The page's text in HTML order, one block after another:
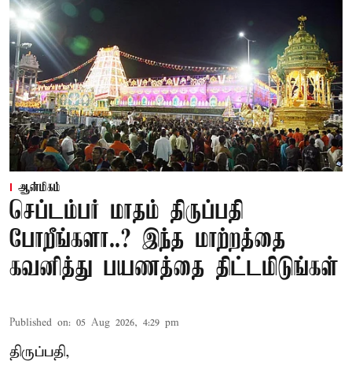
ஆன்மிகம்
செப்டம்பர் மாதம் திருப்பதி
போறீங்களா..? இந்த மாற்றத்தை
கவனித்து பயணத்தை திட்டமிடுங்கள்
Published on: 05 Aug 2026, 4:29 pm
திருப்பதி,